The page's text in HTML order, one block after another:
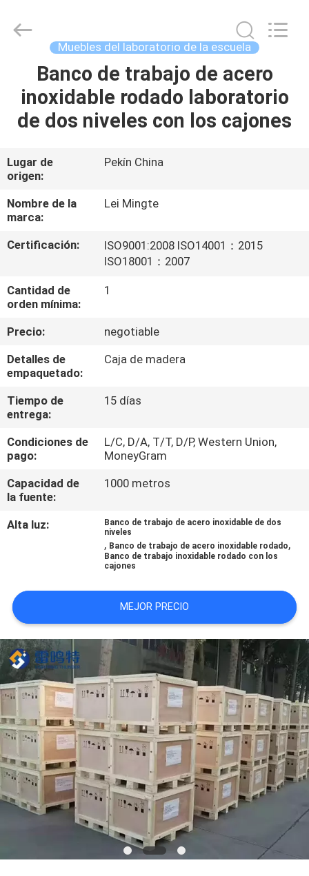
INICIO
PRODUCTOS
SOBRE
NOSOTROS
VISITA
A
FÁBRICA
CONTROL
DE
CALIDAD
CONTÁCTENOS
NOTICIAS
CASOS
UNA
COTIZACIÓN
MAPA
DEL
SITIO
PRIVACY
POLICY
equipment
Muebles del laboratorio de la escuela
Banco de trabajo de acero
inoxidable rodado laboratorio
de dos niveles con los cajones
Lugar de
origen:
Pekín China
Nombre de la
marca:
Lei Mingte
Certificación:
ISO9001:2008 ISO14001：2015
ISO18001：2007
Cantidad de
orden mínima:
1
Precio:
negotiable
Detalles de
empaquetado:
Caja de madera
Tiempo de
entrega:
15 días
Condiciones de
pago:
L/C, D/A, T/T, D/P, Western Union,
MoneyGram
Capacidad de
la fuente:
1000 metros
Alta luz:
Banco de trabajo de acero inoxidable de dos
niveles
, Banco de trabajo de acero inoxidable rodado,
Banco de trabajo inoxidable rodado con los
cajones
MEJOR PRECIO